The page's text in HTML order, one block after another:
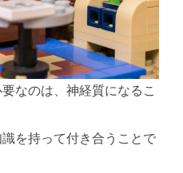
なのは、神経質になるこ
を持って付き合うことで